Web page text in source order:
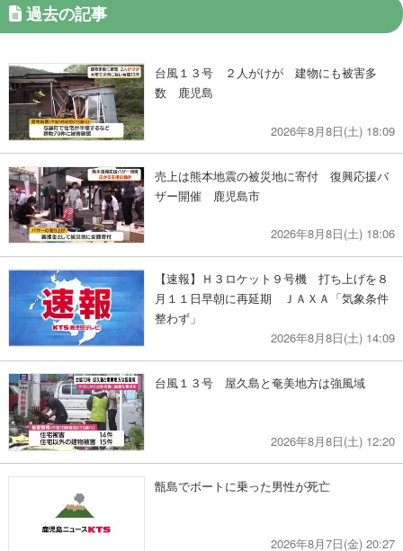
過去の記事
台風１３号 ２人がけが 建物にも被害多
数 鹿児島
2026年8月8日(土) 18:09
売上は熊本地震の被災地に寄付 復興応援バ
ザー開催 鹿児島市
2026年8月8日(土) 18:06
【速報】Ｈ３ロケット９号機 打ち上げを８
月１１日早朝に再延期 ＪＡＸＡ「気象条件
整わず」
2026年8月8日(土) 14:09
台風１３号 屋久島と奄美地方は強風域
2026年8月8日(土) 12:20
甑島でボートに乗った男性が死亡
2026年8月7日(金) 20:27